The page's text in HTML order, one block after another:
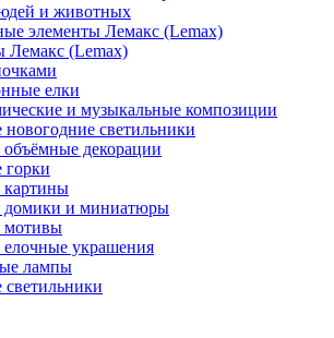
и животных
элементы Лемакс (Lemax)
Лемакс (Lemax)
елки
и музыкальные композиции
светильники
декорации
горки
картины
домики и миниатюры
мотивы
елочные украшения
лампы